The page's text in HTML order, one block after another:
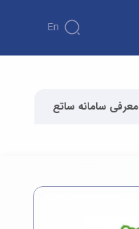
En
معرفی سامانه ساتع